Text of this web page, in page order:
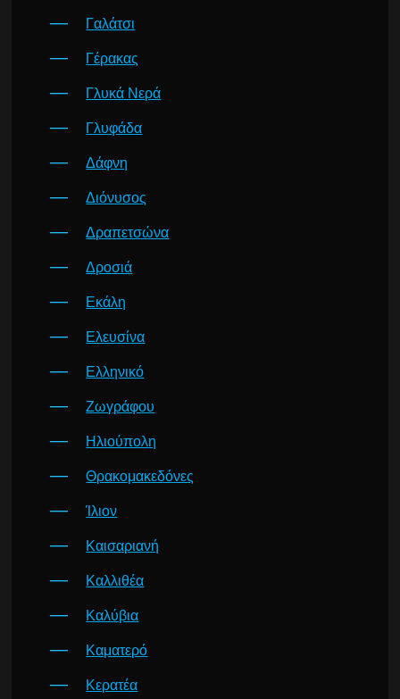
Γαλάτσι
Γέρακας
Γλυκά Νερά
Γλυφάδα
Δάφνη
Διόνυσος
Δραπετσώνα
Δροσιά
Εκάλη
Ελευσίνα
Ελληνικό
Ζωγράφου
Ηλιούπολη
Θρακομακεδόνες
Ίλιον
Καισαριανή
Καλλιθέα
Καλύβια
Καματερό
Κερατέα